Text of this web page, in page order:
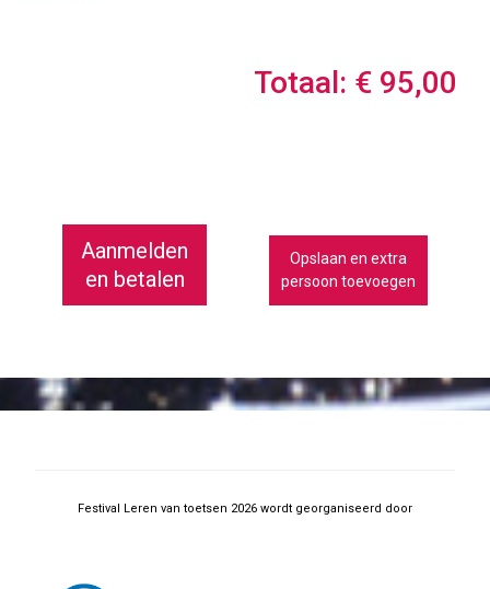
Totaal: € 95,00
Aanmelden
en betalen
Opslaan en extra
persoon toevoegen
Festival Leren van toetsen 2026 wordt georganiseerd door